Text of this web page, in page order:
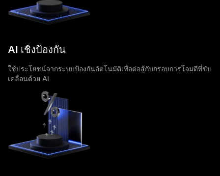
AI เชิงป้องกัน
ใช้ประโยชน์จากระบบป้องกันอัตโนมัติเพื่อต่อสู้กับกรอบการโจมตีที่ขับ
เคลื่อนด้วย AI